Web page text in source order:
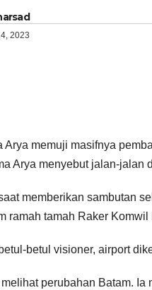
2023
Arya memuji masifnya
Arya menyebut jalan-
memberikan sambutan
ramah tamah Raker
betul visioner, airport
perubahan Batam.